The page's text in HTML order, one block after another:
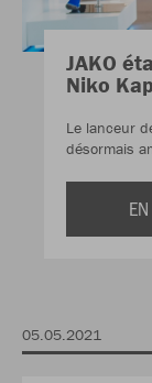
JAKO
Niko
Le lanceur
désormais
05.05.2021